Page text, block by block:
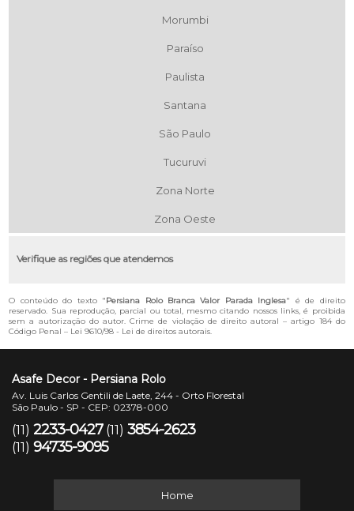
Morumbi
Paraíso
Paulista
Santana
São Paulo
Tucuruvi
Zona Norte
Zona Oeste
Verifique as regiões que atendemos
O conteúdo do texto "Persiana Rolo Branca Valor Parada Inglesa" é de direito
reservado. Sua reprodução, parcial ou total, mesmo citando nossos links, é proibida
sem a autorização do autor. Crime de violação de direito autoral – artigo 184 do
Código Penal – Lei 9610/98 - Lei de direitos autorais.
Asafe Decor - Persiana Rolo
Av. Luis Carlos Gentili de Laete, 244 - Orto Florestal
São Paulo - SP - CEP: 02378-000
(11) 2233-0427 (11) 3854-2623
(11) 94735-9095
Home